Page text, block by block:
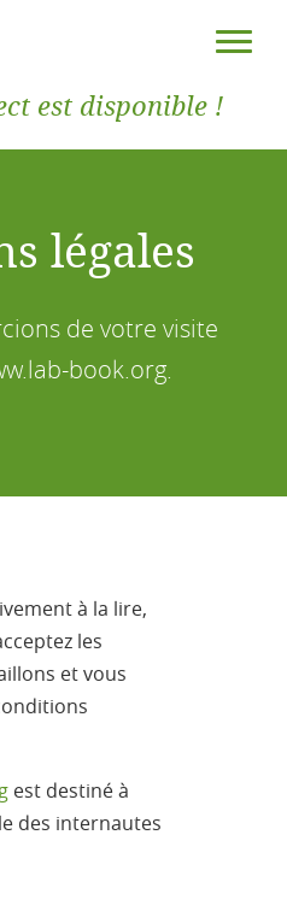
est disponible !
légales
de votre visite
book.org.
à la lire,
les
et vous
est destiné à
des internautes